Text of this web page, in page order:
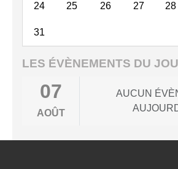
24 25 26 27 28
31
LES ÉVÈNEMENTS DU
07
AOÛT
AUCUN